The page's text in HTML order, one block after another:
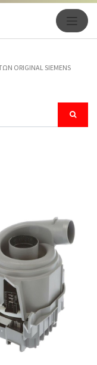
ORIGINAL SIEMENS